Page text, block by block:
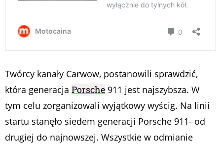
Twórcy kanały Carwow, postanowili sprawdzić,
która generacja Porsche 911 jest najszybsza. W
tym celu zorganizowali wyjątkowy wyścig. Na linii
startu stanęło siedem generacji Porsche 911- od
drugiej do najnowszej. Wszystkie w odmianie